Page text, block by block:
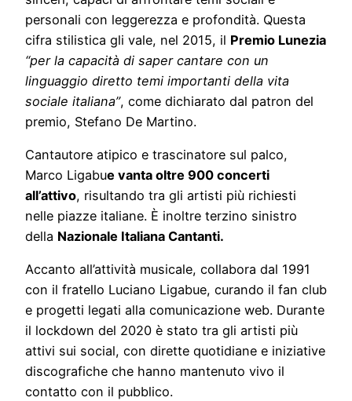
personali con leggerezza e profondità. Questa
cifra stilistica gli vale, nel 2015, il Premio Lunezia
“per la capacità di saper cantare con un
linguaggio diretto temi importanti della vita
sociale italiana”, come dichiarato dal patron del
premio, Stefano De Martino.
Cantautore atipico e trascinatore sul palco,
Marco Ligabue vanta oltre 900 concerti
all’attivo, risultando tra gli artisti più richiesti
nelle piazze italiane. È inoltre terzino sinistro
della Nazionale Italiana Cantanti.
Accanto all’attività musicale, collabora dal 1991
con il fratello Luciano Ligabue, curando il fan club
e progetti legati alla comunicazione web. Durante
il lockdown del 2020 è stato tra gli artisti più
attivi sui social, con dirette quotidiane e iniziative
discografiche che hanno mantenuto vivo il
contatto con il pubblico.